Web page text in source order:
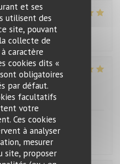
et ses
utilisent des
site, pouvant
collecte de
caractère
cookies dits «
obligatoires
par défaut.
facultatifs
votre
Ces cookies
à analyser
mesurer
site, proposer
: 5/5 Qualité / Prix
: 5/5 Qualité / Prix
excellent service. This